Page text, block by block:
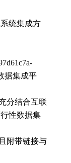
统集成方
据集成平
分结合互联
性数据集
附带链接与